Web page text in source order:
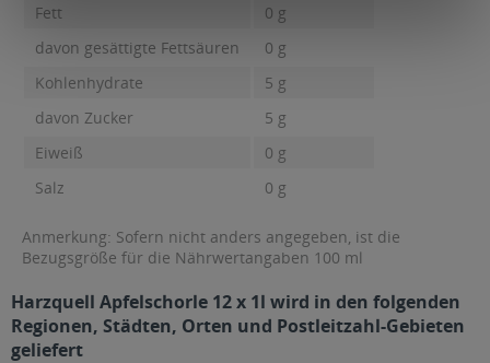
Fett
0 g
davon gesättigte Fettsäuren
0 g
Kohlenhydrate
5 g
davon Zucker
5 g
Eiweiß
0 g
Salz
0 g
Anmerkung: Sofern nicht anders angegeben, ist die
Bezugsgröße für die Nährwertangaben 100 ml
Harzquell Apfelschorle 12 x 1l wird in den folgenden
Regionen, Städten, Orten und Postleitzahl-Gebieten
geliefert